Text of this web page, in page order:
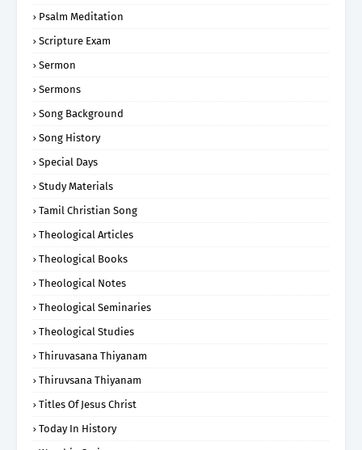
Psalm Meditation
Scripture Exam
Sermon
Sermons
Song Background
Song History
Special Days
Study Materials
Tamil Christian Song
Theological Articles
Theological Books
Theological Notes
Theological Seminaries
Theological Studies
Thiruvasana Thiyanam
Thiruvsana Thiyanam
Titles Of Jesus Christ
Today In History